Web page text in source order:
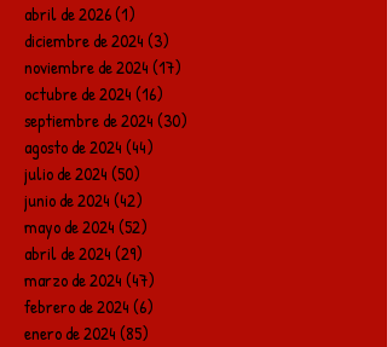
abril de 2026(1)
diciembre de 2024(3)
noviembre de 2024(17)
octubre de 2024(16)
septiembre de 2024(30)
agosto de 2024(44)
julio de 2024(50)
junio de 2024(42)
mayo de 2024(52)
abril de 2024(29)
marzo de 2024(47)
febrero de 2024(6)
enero de 2024(85)